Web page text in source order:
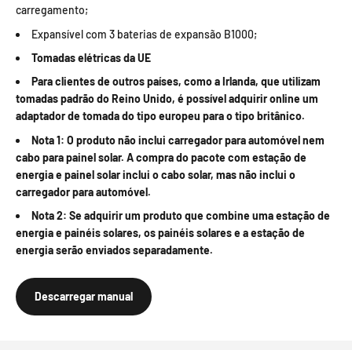
carregamento;
Expansível com 3 baterias de expansão B1000;
Tomadas elétricas da UE
Para clientes de outros países, como a Irlanda, que utilizam
tomadas padrão do Reino Unido, é possível adquirir online um
adaptador de tomada do tipo europeu para o tipo britânico.
Nota 1: O produto não inclui carregador para automóvel nem
cabo para painel solar. A compra do pacote com estação de
energia e painel solar inclui o cabo solar, mas não inclui o
carregador para automóvel.
Nota 2: Se adquirir um produto que combine uma estação de
energia e painéis solares, os painéis solares e a estação de
energia serão enviados separadamente.
Descarregar manual